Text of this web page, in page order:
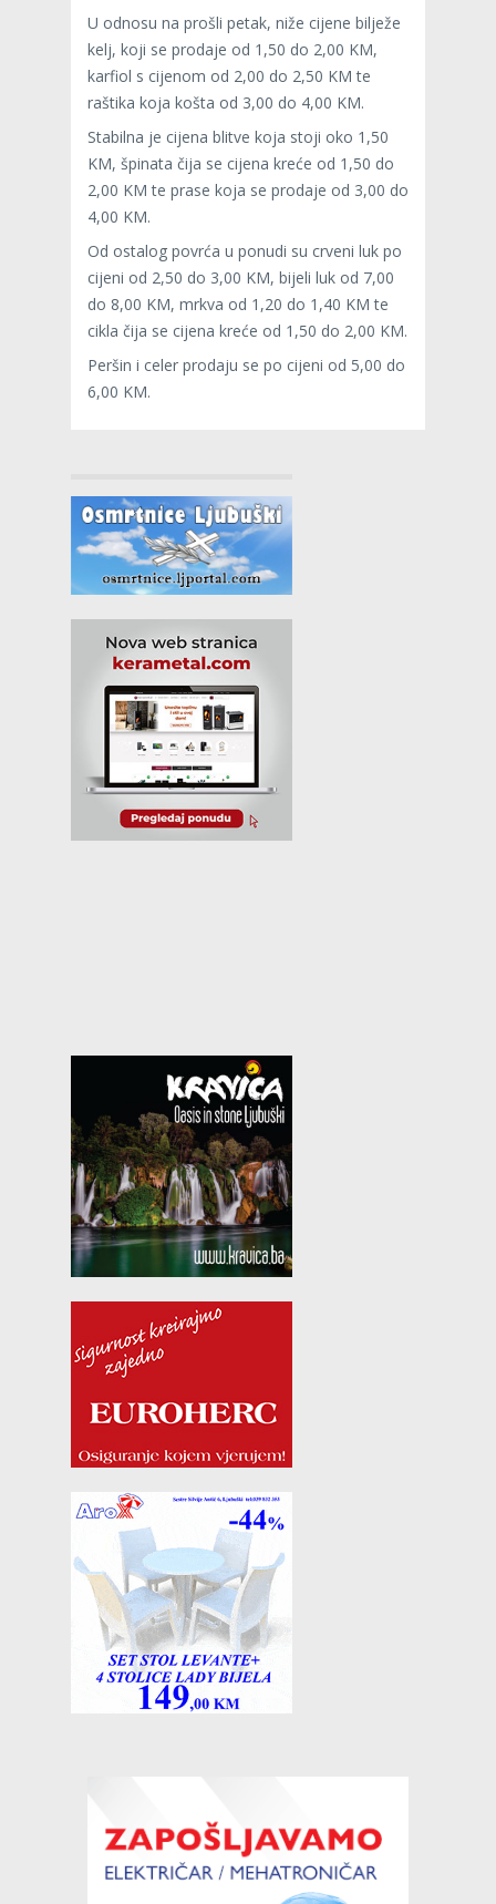
U odnosu na prošli petak, niže cijene bilježe
kelj, koji se prodaje od 1,50 do 2,00 KM,
karfiol s cijenom od 2,00 do 2,50 KM te
raštika koja košta od 3,00 do 4,00 KM.
Stabilna je cijena blitve koja stoji oko 1,50
KM, špinata čija se cijena kreće od 1,50 do
2,00 KM te prase koja se prodaje od 3,00 do
4,00 KM.
Od ostalog povrća u ponudi su crveni luk po
cijeni od 2,50 do 3,00 KM, bijeli luk od 7,00
do 8,00 KM, mrkva od 1,20 do 1,40 KM te
cikla čija se cijena kreće od 1,50 do 2,00 KM.
Peršin i celer prodaju se po cijeni od 5,00 do
6,00 KM.